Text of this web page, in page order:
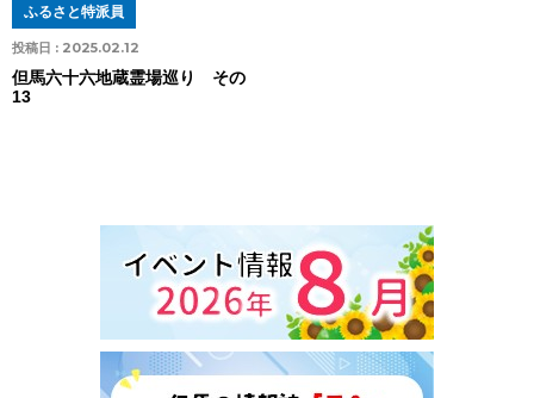
投稿日 : 2025.02.12
ふるさと特派員
但馬六十六地蔵霊場巡り その
13